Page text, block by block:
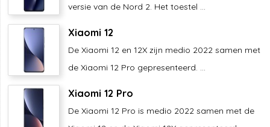
versie van de Nord 2. Het toestel ...
Xiaomi 12
De Xiaomi 12 en 12X zijn medio 2022 samen met
de Xiaomi 12 Pro gepresenteerd. ...
Xiaomi 12 Pro
De Xiaomi 12 Pro is medio 2022 samen met de